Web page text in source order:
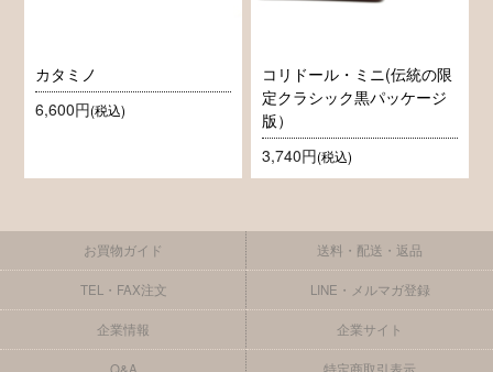
カタミノ
6,600円(税込)
コリドール・ミニ(伝統の限
定クラシック黒パッケージ
版）
3,740円(税込)
お買物ガイド 送料・配送・返品
TEL・FAX注文 LINE・メルマガ登録
企業情報 企業サイト